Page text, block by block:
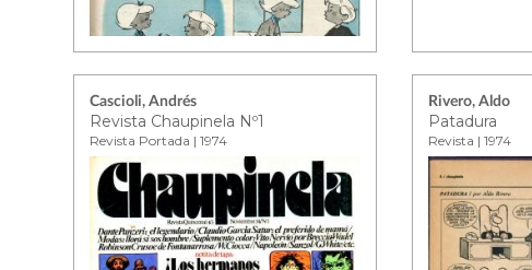
Cascioli, Andrés
Revista Chaupinela Nº1
Revista Portada | 1974
Rivero, Aldo
Patadura
Revista | 1974